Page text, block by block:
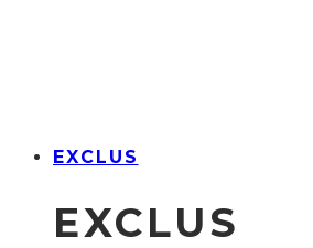
EXCLUS
EXCLUS